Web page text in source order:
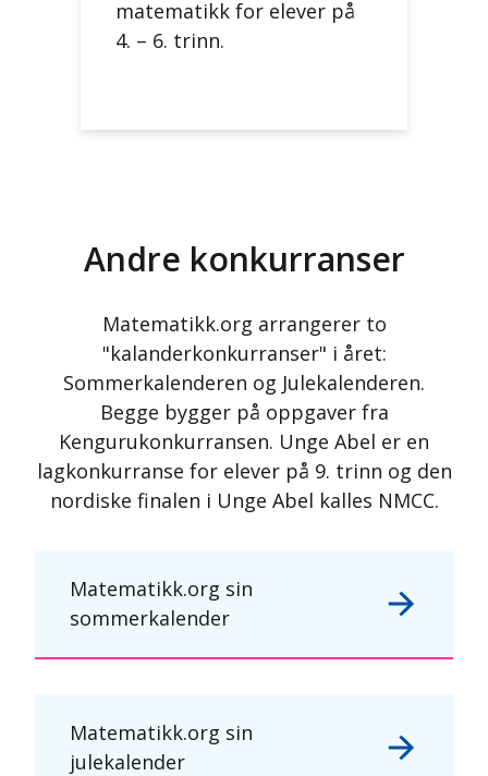
matematikk for elever på
4. – 6. trinn.
Andre konkurranser
Matematikk.org arrangerer to
"kalanderkonkurranser" i året:
Sommerkalenderen og Julekalenderen.
Begge bygger på oppgaver fra
Kengurukonkurransen. Unge Abel er en
lagkonkurranse for elever på 9. trinn og den
nordiske finalen i Unge Abel kalles NMCC.
Matematikk.org sin
sommerkalender
Matematikk.org sin
julekalender